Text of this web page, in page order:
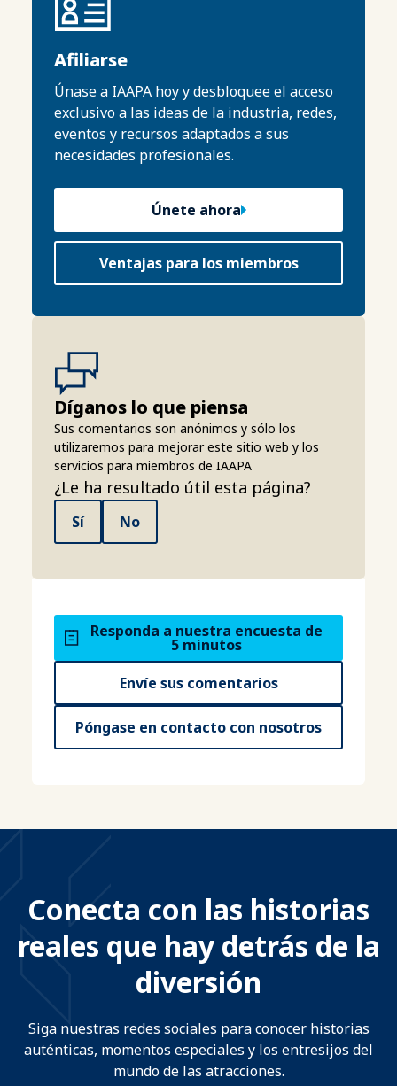
Afiliarse
Únase a IAAPA hoy y desbloquee el acceso
exclusivo a las ideas de la industria, redes,
eventos y recursos adaptados a sus
necesidades profesionales.
Únete ahora
Ventajas para los miembros
Díganos lo que piensa
Sus comentarios son anónimos y sólo los
utilizaremos para mejorar este sitio web y los
servicios para miembros de IAAPA
¿Le ha resultado útil esta página?
Sí No
Responda a nuestra encuesta de
5 minutos
Envíe sus comentarios
Póngase en contacto con nosotros
Conecta con las historias
reales que hay detrás de la
diversión
Siga nuestras redes sociales para conocer historias
auténticas, momentos especiales y los entresijos del
mundo de las atracciones.